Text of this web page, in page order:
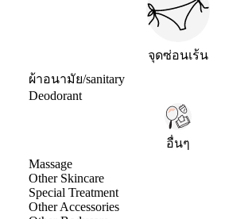
จุดซ่อนเร้น
ผ้าอนามัย/sanitary
Deodorant
อื่นๆ
Massage
Other Skincare
Special Treatment
Other Accessories